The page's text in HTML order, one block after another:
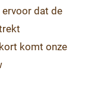
dat de
komt onze